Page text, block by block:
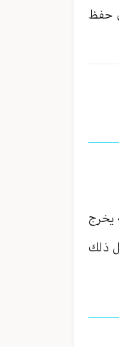
حفظ
يخرج
ذلك